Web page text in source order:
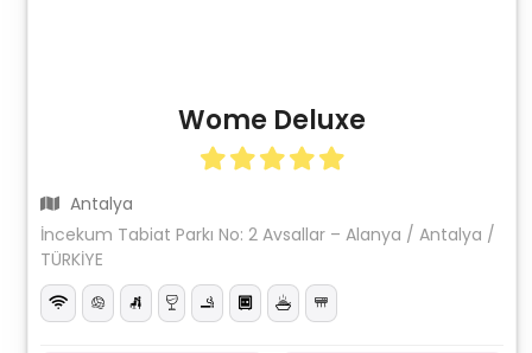
Wome Deluxe
Antalya
İncekum Tabiat Parkı No: 2 Avsallar – Alanya / Antalya /
TÜRKİYE